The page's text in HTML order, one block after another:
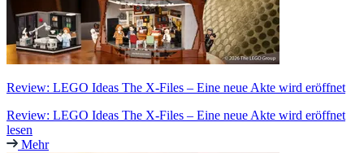
Review: LEGO Ideas The X-Files – Eine neue Akte wird eröffnet
Review: LEGO Ideas The X-Files – Eine neue Akte wird eröffnet
lesen
Mehr